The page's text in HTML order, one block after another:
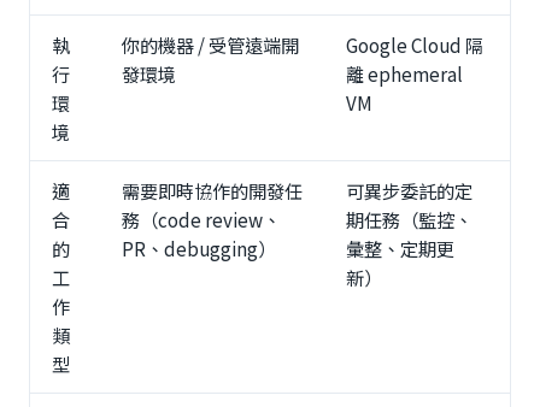
執
行
環
境
你的機器 / 受管遠端開
發環境
Google Cloud 隔
離 ephemeral
VM
適
合
的
工
作
類
型
需要即時協作的開發任
務（code review、
PR、debugging）
可異步委託的定
期任務（監控、
彙整、定期更
新）